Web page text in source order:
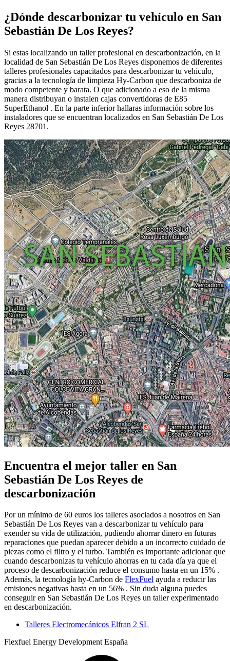
¿Dónde descarbonizar tu vehículo en San
Sebastián De Los Reyes?
Si estas localizando un taller profesional en descarbonización, en la
localidad de San Sebastián De Los Reyes disponemos de diferentes
talleres profesionales capacitados para descarbonizar tu vehículo,
gracias a la tecnología de limpieza Hy-Carbon que descarboniza de
modo competente y barata. O que adicionado a eso de la misma
manera distribuyan o instalen cajas convertidoras de E85
SuperEthanol . En la parte inferior hallaras información sobre los
instaladores que se encuentran localizados en San Sebastián De Los
Reyes 28701.
Encuentra el mejor taller en San
Sebastián De Los Reyes de
descarbonización
Por un mínimo de 60 euros los talleres asociados a nosotros en San
Sebastián De Los Reyes van a descarbonizar tu vehículo para
exender su vida de utilización, pudiendo ahorrar dinero en futuras
reparaciones que puedan aparecer debido a un incorrecto cuidado de
piezas como el filtro y el turbo. También es importante adicionar que
cuando descarbonizas tu vehículo ahorras en tu cada día ya que el
proceso de descarbonización reduce el consumo hasta en un 15% .
Además, la tecnología hy-Carbon de FlexFuel ayuda a reducir las
emisiones negativas hasta en un 56% . Sin duda alguna puedes
conseguir en San Sebastián De Los Reyes un taller experimentado
en descarbonización.
Talleres Electromecánicos Elfran 2 SL
Flexfuel Energy Development España